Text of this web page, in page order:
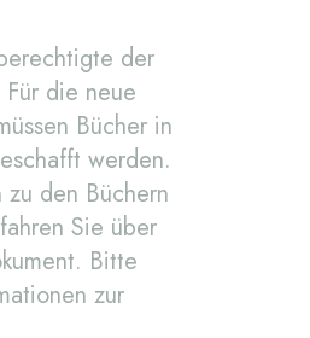
der
die neue
Bücher in
werden.
den Büchern
Sie über
Bitte
zur